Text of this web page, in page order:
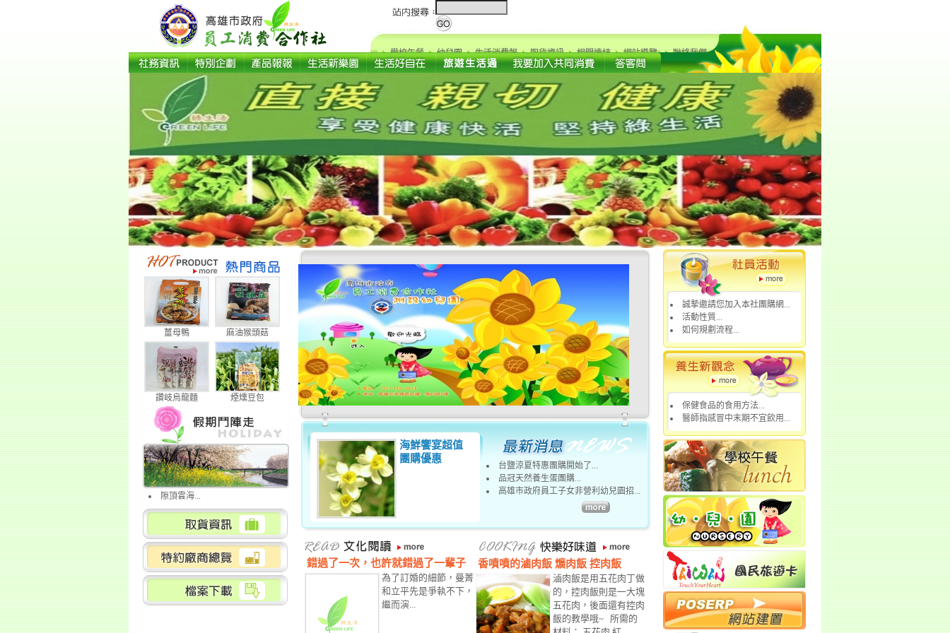
學校午餐 幼兒園 生活消費報 取貨資訊 相關連結 網站導覽 聯絡我們
薑母鴨 麻油猴頭菇
讚岐烏龍麵 煙燻豆包
隙頂雲海...
海鮮饗宴超值
團購優惠
台鹽涼夏特惠團購開始了...
品冠天然養生蛋團購...
高雄市政府員工子女非營利幼兒園招...
錯過了一次，也許就錯過了一輩子
為了訂婚的細節，曼菁
和立平先是爭執不下，
繼而演...
香噴噴的滷肉飯 爌肉飯 控肉飯
滷肉飯是用五花肉丁做
的，控肉飯則是一大塊
五花肉，後面還有控肉
飯的教學哦~ 所需的
誠摯邀請您加入本社團購網...
活動性質...
如何規劃流程...
保健食品的食用方法...
醫師指感冒中末期不宜飲用...